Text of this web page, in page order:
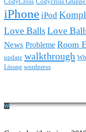
iPhone iPod
Love BallsLove
News Probleme Room
update walkthrough
Lösung wordpress